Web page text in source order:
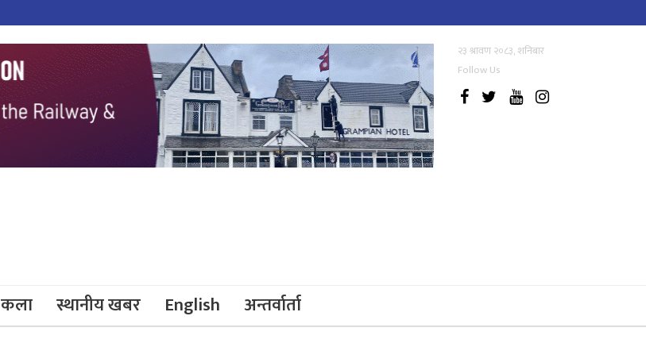
२३ श्रावण २०८३, शनिबार
Follow Us
कला स्थानीय खबर English अन्तर्वार्ता